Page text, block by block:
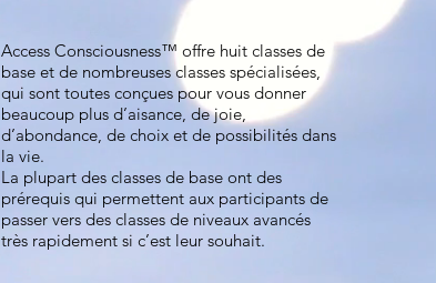
Access Consciousness™ offre huit classes de
base et de nombreuses classes spécialisées,
qui sont toutes conçues pour vous donner
beaucoup plus d’aisance, de joie,
d’abondance, de choix et de possibilités dans
la vie.
La plupart des classes de base ont des
prérequis qui permettent aux participants de
passer vers des classes de niveaux avancés
très rapidement si c’est leur souhait.